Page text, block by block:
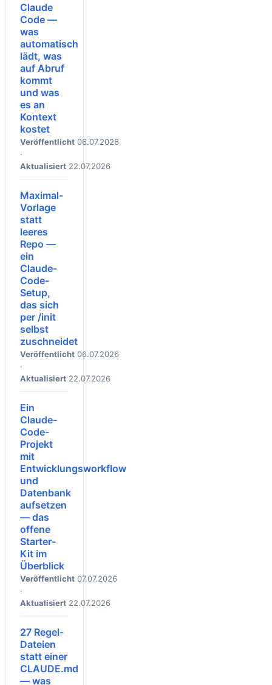
Claude
Code —
was
automatisch
lädt, was
auf Abruf
kommt
und was
es an
Kontext
kostet
Veröffentlicht 06.07.2026
·
Aktualisiert 22.07.2026
Maximal-
Vorlage
statt
leeres
Repo —
ein
Claude-
Code-
Setup,
das sich
per /init
selbst
zuschneidet
Veröffentlicht 06.07.2026
·
Aktualisiert 22.07.2026
Ein
Claude-
Code-
Projekt
mit
Entwicklungsworkflow
und
Datenbank
aufsetzen
— das
offene
Starter-
Kit im
Überblick
Veröffentlicht 07.07.2026
·
Aktualisiert 22.07.2026
27 Regel-
Dateien
statt einer
CLAUDE.md
— was